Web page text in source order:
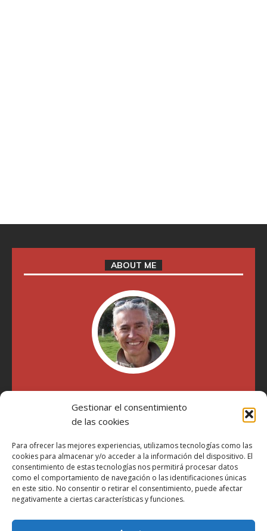
Gestionar el consentimiento
de las cookies
Para ofrecer las mejores experiencias, utilizamos tecnologías como las
cookies para almacenar y/o acceder a la información del dispositivo. El
consentimiento de estas tecnologías nos permitirá procesar datos
como el comportamiento de navegación o las identificaciones únicas
en este sitio. No consentir o retirar el consentimiento, puede afectar
negativamente a ciertas características y funciones.
ABOUT ME
"Soy Manel Hospido, nací en Valencia en 1969 y desde el
año 2007 he escrito sobre motos en distintos medios.
Millatrece.com es una apuesta por escribir sobre lo que me
participa"
Aviso Legal
Política de Privacidad